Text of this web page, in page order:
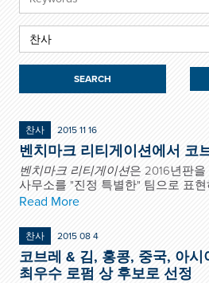
찬사 2015 11 16
벤치마크 리티게이션에서 코
벤치마크 리티게이션은 2016년판
사무소를 "진정 특별한" 팀으로 표
Read More
찬사 2015 08 4
코브레 & 김, 홍콩, 중국, 아시
최우수 로펌 상 후보로 선정